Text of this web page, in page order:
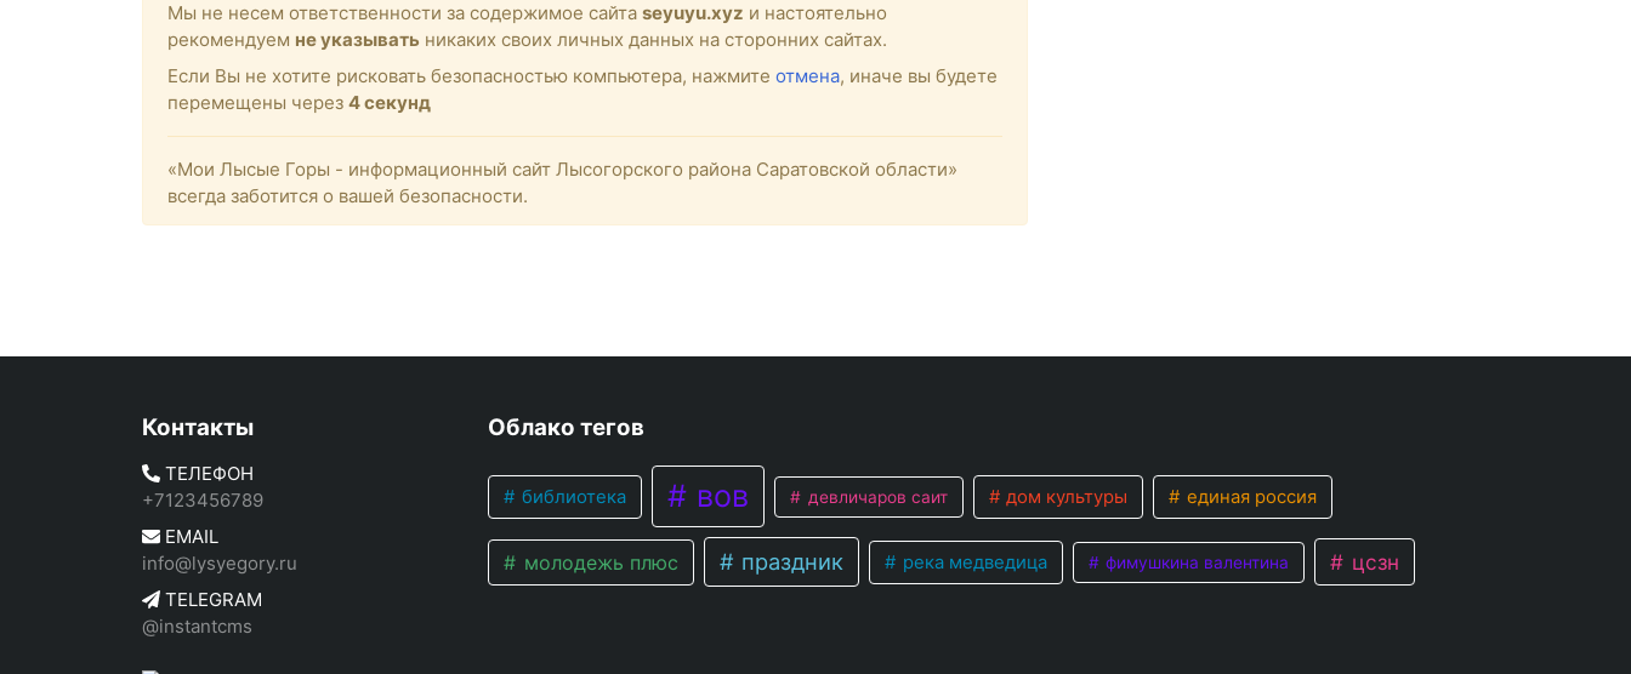
Мы не несем ответственности за содержимое сайта seyuyu.xyz и настоятельно
рекомендуем не указывать никаких своих личных данных на сторонних сайтах.
Если Вы не хотите рисковать безопасностью компьютера, нажмите отмена, иначе вы будете
перемещены через 4секунд
«Мои Лысые Горы - информационный сайт Лысогорского района Саратовской области»
всегда заботится о вашей безопасности.
Контакты
ТЕЛЕФОН
+7123456789
EMAIL
info@lysyegory.ru
TELEGRAM
@instantcms
Облако тегов
библиотека вов девличаров саит дом культуры единая россия
молодежь плюс праздник река медведица фимушкина валентина цсзн